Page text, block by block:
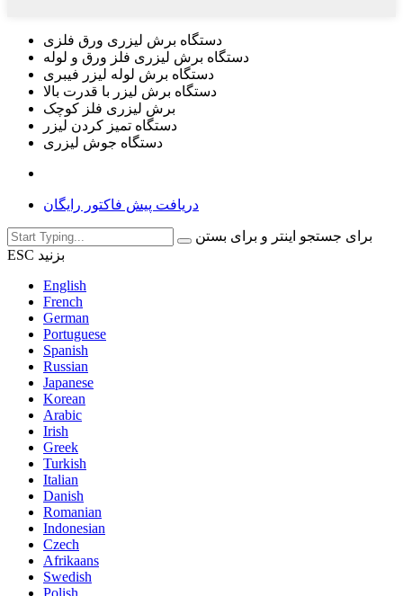
دستگاه برش لیزری ورق فلزی
دستگاه برش لیزری فلز ورق و لوله
دستگاه برش لوله لیزر فیبری
دستگاه برش لیزر با قدرت بالا
برش لیزری فلز کوچک
دستگاه تمیز کردن لیزر
دستگاه جوش لیزری
دریافت پیش فاکتور رایگان
برای جستجو اینتر و برای بستن
ESC بزنید
English
French
German
Portuguese
Spanish
Russian
Japanese
Korean
Arabic
Irish
Greek
Turkish
Italian
Danish
Romanian
Indonesian
Czech
Afrikaans
Swedish
Polish